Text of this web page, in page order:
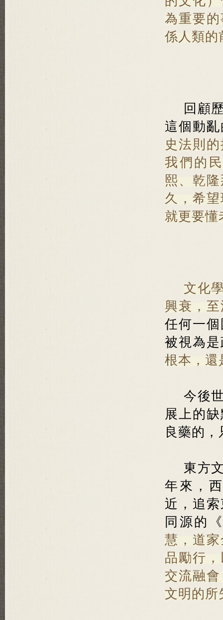
為重要
係人類的
回顧
這個動
史法則
我們的
熙、乾
久，希
就更要懂
文化
興衰，
任何一
被視為
根本，還
今後
展上的
良藥的
東方
年來，
近，追
同源的
慧，道
品勵行
交流融
文明的所